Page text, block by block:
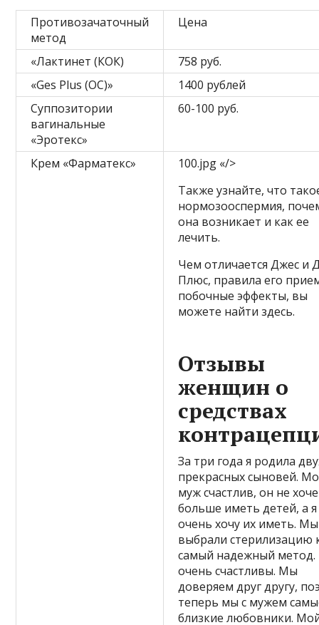
Противозачаточный
метод
Цена
«Лактинет (КОК)
758 руб.
«Ges Plus (OC)»
1400 рублей
Суппозитории
вагинальные
«Эротекс»
60-100 руб.
Крем «Фарматекс»
100.jpg «/>
Также узнайте, что
нормозооспермия,
она возникает и как ее
лечить.
Чем отличается Джес и
Плюс, правила его
побочные эффекты, вы
можете найти здесь.
Отзывы
женщин о
средствах
За три года я родила
прекрасных сыновей.
муж счастлив, он не
больше иметь детей, а
очень хочу их иметь. Мы
выбрали стерилизацию
самый надежный
очень счастливы. Мы
доверяем друг другу,
теперь мы с мужем
близкие любовники.